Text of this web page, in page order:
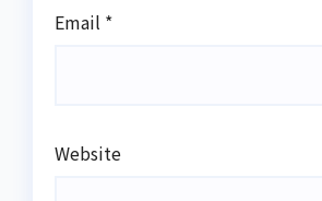
Email *
Website